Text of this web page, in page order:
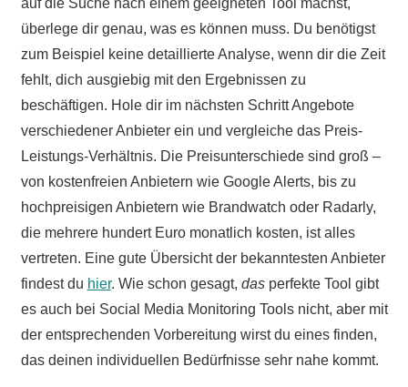
überlege dir genau, was es können muss. Du benötigst
zum Beispiel keine detaillierte Analyse, wenn dir die Zeit
fehlt, dich ausgiebig mit den Ergebnissen zu
beschäftigen. Hole dir im nächsten Schritt Angebote
verschiedener Anbieter ein und vergleiche das Preis-
Leistungs-Verhältnis. Die Preisunterschiede sind groß –
von kostenfreien Anbietern wie Google Alerts, bis zu
hochpreisigen Anbietern wie Brandwatch oder Radarly,
die mehrere hundert Euro monatlich kosten, ist alles
vertreten. Eine gute Übersicht der bekanntesten Anbieter
findest du hier. Wie schon gesagt, dasperfekte Tool gibt
es auch bei Social Media Monitoring Tools nicht, aber mit
der entsprechenden Vorbereitung wirst du eines finden,
das deinen individuellen Bedürfnisse sehr nahe kommt.